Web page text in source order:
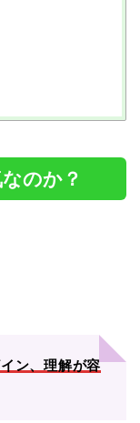
のか？
ン、理解が容